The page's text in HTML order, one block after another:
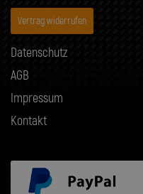
Vertrag widerrufen
Datenschutz
AGB
Impressum
Kontakt